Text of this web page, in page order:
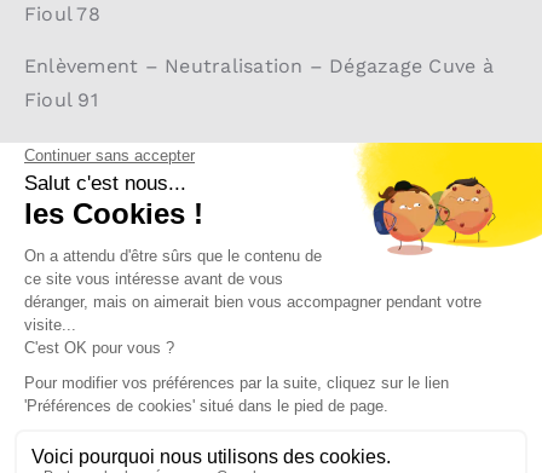
Fioul 78
Enlèvement – Neutralisation – Dégazage Cuve à
Fioul 91
Enlèvement – Neutralisation – Dégazage Cuve à
Fioul 92
Enlèvement – Neutralisation – Dégazage Cuve à
Fioul 93
Enlèvement – Neutralisation – Dégazage Cuve à
Fioul 94
Enlèvement – Neutralisation – Dégazage Cuve à